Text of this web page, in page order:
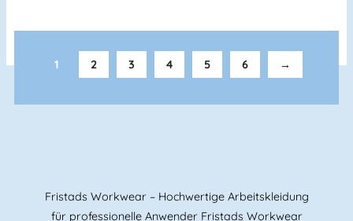
1 2 3 4 5 6 →
Fristads Workwear – Hochwertige Arbeitskleidung
für professionelle Anwender Fristads Workwear